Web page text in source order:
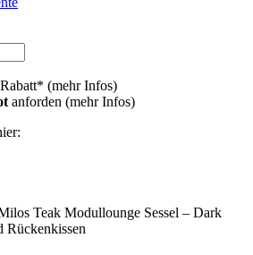
(mehr Infos)
anforden (mehr Infos)
Teak Modullounge Sessel – Dark
Rückenkissen